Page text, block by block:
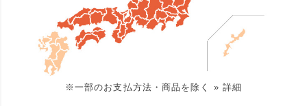
※一部のお支払方法・商品を除く » 詳細